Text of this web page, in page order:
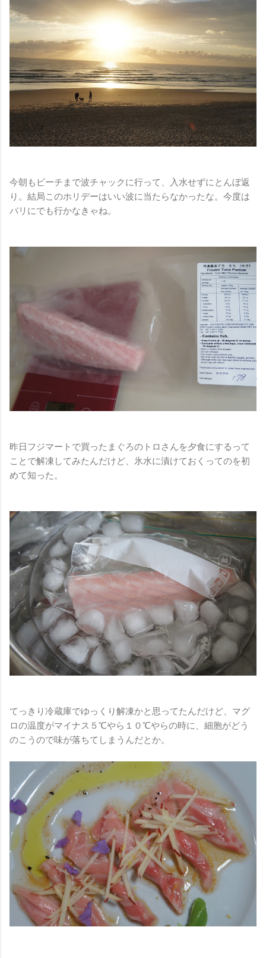
今朝もビーチまで波チャックに行って、入水せずにとんぼ返
り。結局このホリデーはいい波に当たらなかったな。今度は
バリにでも行かなきゃね。
昨日フジマートで買ったまぐろのトロさんを夕食にするって
ことで解凍してみたんだけど、氷水に漬けておくってのを初
めて知った。
てっきり冷蔵庫でゆっくり解凍かと思ってたんだけど、マグ
ロの温度がマイナス５℃やら１０℃やらの時に、細胞がどう
のこうので味が落ちてしまうんだとか。